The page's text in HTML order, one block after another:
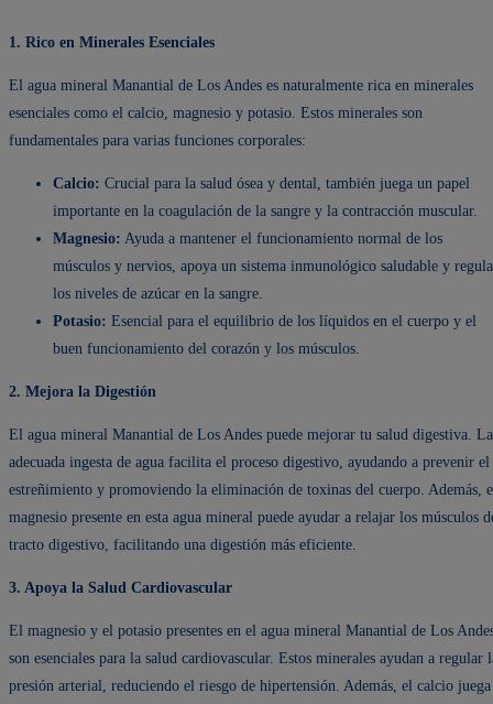
1. Rico en Minerales Esenciales
El agua mineral Manantial de Los Andes es naturalmente rica en minerales
esenciales como el calcio, magnesio y potasio. Estos minerales son
fundamentales para varias funciones corporales:
Calcio: Crucial para la salud ósea y dental, también juega un papel
importante en la coagulación de la sangre y la contracción muscular.
Magnesio: Ayuda a mantener el funcionamiento normal de los
músculos y nervios, apoya un sistema inmunológico saludable y regula
los niveles de azúcar en la sangre.
Potasio: Esencial para el equilibrio de los líquidos en el cuerpo y el
buen funcionamiento del corazón y los músculos.
2. Mejora la Digestión
El agua mineral Manantial de Los Andes puede mejorar tu salud digestiva. La
adecuada ingesta de agua facilita el proceso digestivo, ayudando a prevenir el
estreñimiento y promoviendo la eliminación de toxinas del cuerpo. Además,
magnesio presente en esta agua mineral puede ayudar a relajar los músculos
tracto digestivo, facilitando una digestión más eficiente.
3. Apoya la Salud Cardiovascular
El magnesio y el potasio presentes en el agua mineral Manantial de Los
son esenciales para la salud cardiovascular. Estos minerales ayudan a regular
presión arterial, reduciendo el riesgo de hipertensión. Además, el calcio juega